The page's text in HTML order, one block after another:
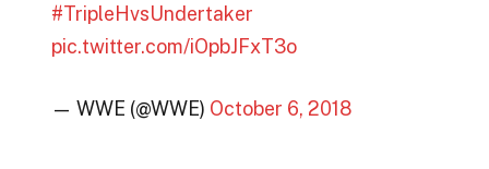
#TripleHvsUndertaker
pic.twitter.com/iOpbJFxT3o
— WWE (@WWE) October 6, 2018